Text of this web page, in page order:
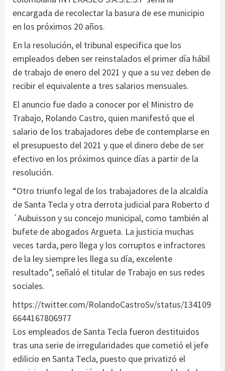
encargada de recolectar la basura de ese municipio
en los próximos 20 años.
En la resolución, el tribunal especifica que los
empleados deben ser reinstalados el primer día hábil
de trabajo de enero del 2021 y que a su vez deben de
recibir el equivalente a tres salarios mensuales.
El anuncio fue dado a conocer por el Ministro de
Trabajo, Rolando Castro, quien manifestó que el
salario de los trabajadores debe de contemplarse en
el presupuesto del 2021 y que el dinero debe de ser
efectivo en los próximos quince días a partir de la
resolución.
“Otro triunfo legal de los trabajadores de la alcaldía
de Santa Tecla y otra derrota judicial para Roberto d
´Aubuisson y su concejo municipal, como también al
bufete de abogados Argueta. La justicia muchas
veces tarda, pero llega y los corruptos e infractores
de la ley siempre les llega su día, excelente
resultado”, señaló el titular de Trabajo en sus redes
sociales.
https://twitter.com/RolandoCastroSv/status/134109
6644167806977
Los empleados de Santa Tecla fueron destituidos
tras una serie de irregularidades que cometió el jefe
edilicio en Santa Tecla, puesto que privatizó el